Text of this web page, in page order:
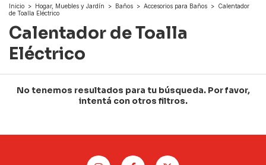
Inicio > Hogar, Muebles y Jardín > Baños > Accesorios para Baños > Calentador
de Toalla Eléctrico
Calentador de Toalla
Eléctrico
No tenemos resultados para tu búsqueda. Por favor,
intentá con otros filtros.